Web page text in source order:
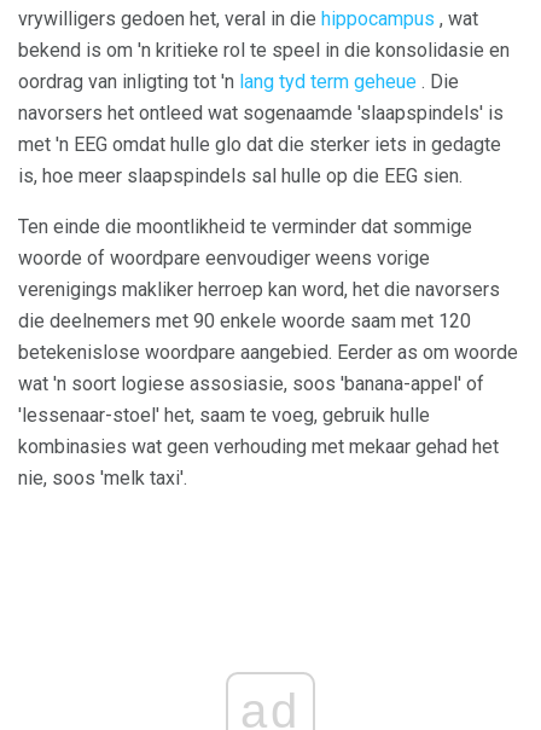
vrywilligers gedoen het, veral in die hippocampus , wat
bekend is om 'n kritieke rol te speel in die konsolidasie en
oordrag van inligting tot 'n lang tyd term geheue . Die
navorsers het ontleed wat sogenaamde 'slaapspindels' is
met 'n EEG omdat hulle glo dat die sterker iets in gedagte
is, hoe meer slaapspindels sal hulle op die EEG sien.
Ten einde die moontlikheid te verminder dat sommige
woorde of woordpare eenvoudiger weens vorige
verenigings makliker herroep kan word, het die navorsers
die deelnemers met 90 enkele woorde saam met 120
betekenislose woordpare aangebied. Eerder as om woorde
wat 'n soort logiese assosiasie, soos 'banana-appel' of
'lessenaar-stoel' het, saam te voeg, gebruik hulle
kombinasies wat geen verhouding met mekaar gehad het
nie, soos 'melk taxi'.
ad